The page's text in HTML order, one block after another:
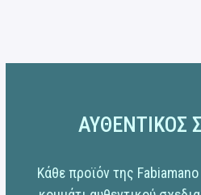
ΑΥΘΕΝΤΙΚΟΣ
Κάθε προϊόν της